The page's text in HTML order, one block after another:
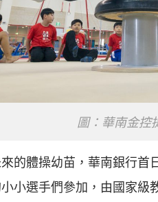
圖：華南金控
的體操幼苗，華南銀行首
小選手們參加，由國家級